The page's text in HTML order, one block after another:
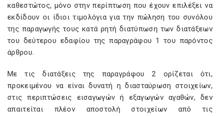
καθεστώτος, μόνο στην περίπτωση που έχουν επιλέξει να
εκδίδουν οι ίδιοι τιμολόγια για την πώληση του συνόλου
της παραγωγής τους κατά ρητή διατύπωση των διατάξεων
του δεύτερου εδαφίου της παραγράφου 1 του παρόντος
άρθρου.
Με τις διατάξεις της παραγράφου 2 ορίζεται ότι,
προκειμένου να είναι δυνατή η διασταύρωση στοιχείων,
στις περιπτώσεις εισαγωγών ή εξαγωγών αγαθών, δεν
απαιτείται πλέον αποστολή στοιχείων από τις